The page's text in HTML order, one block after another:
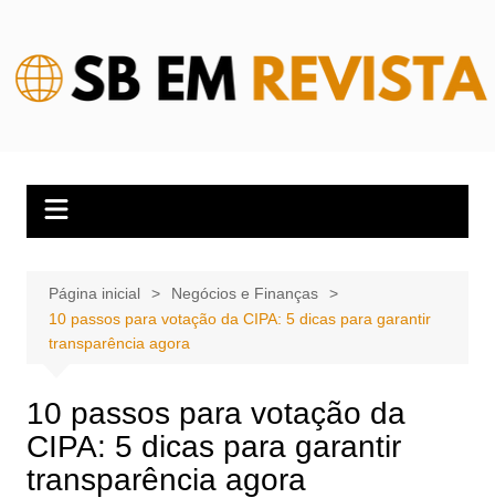
conteúdo
Página inicial
Negócios e Finanças
10 passos para votação da CIPA: 5 dicas para garantir
transparência agora
10 passos para votação da
CIPA: 5 dicas para garantir
transparência agora